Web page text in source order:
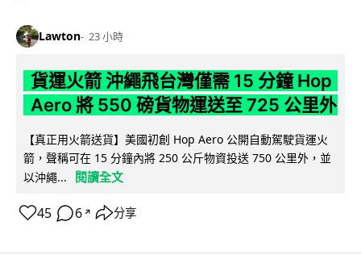
Lawton 23 小時
貨運火箭 沖繩飛台灣僅需 15 分鐘 Hop
Aero 將 550 磅貨物運送至 725 公里外
【真正用火箭送貨】美國初創 Hop Aero 公開自動駕駛貨運火
箭，聲稱可在 15 分鐘內將 250 公斤物資投送 750 公里外，並
以沖繩...
閱讀全文
45 6 ↗ 分享